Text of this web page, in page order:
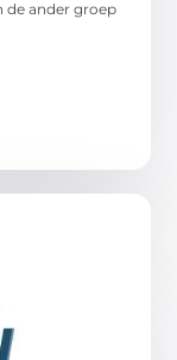
de ander groep